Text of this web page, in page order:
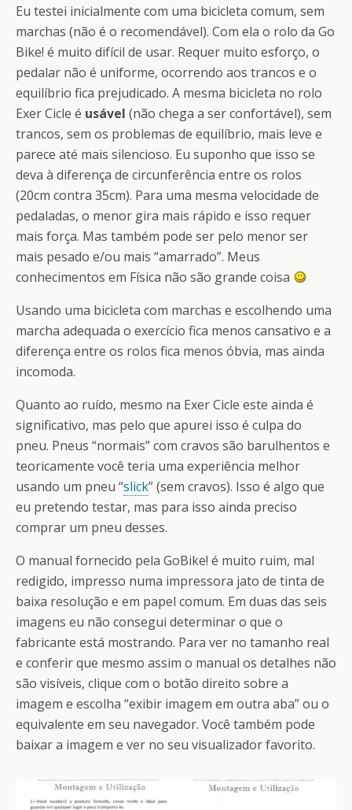
Eu testei inicialmente com uma bicicleta comum, sem
marchas (não é o recomendável). Com ela o rolo da Go
Bike! é muito difícil de usar. Requer muito esforço, o
pedalar não é uniforme, ocorrendo aos trancos e o
equilíbrio fica prejudicado. A mesma bicicleta no rolo
Exer Cicle é usável (não chega a ser confortável), sem
trancos, sem os problemas de equilíbrio, mais leve e
parece até mais silencioso. Eu suponho que isso se
deva à diferença de circunferência entre os rolos
(20cm contra 35cm). Para uma mesma velocidade de
pedaladas, o menor gira mais rápido e isso requer
mais força. Mas também pode ser pelo menor ser
mais pesado e/ou mais “amarrado”. Meus
conhecimentos em Física não são grande coisa
Usando uma bicicleta com marchas e escolhendo uma
marcha adequada o exercício fica menos cansativo e a
diferença entre os rolos fica menos óbvia, mas ainda
incomoda.
Quanto ao ruído, mesmo na Exer Cicle este ainda é
significativo, mas pelo que apurei isso é culpa do
pneu. Pneus “normais” com cravos são barulhentos e
teoricamente você teria uma experiência melhor
usando um pneu “slick” (sem cravos). Isso é algo que
eu pretendo testar, mas para isso ainda preciso
comprar um pneu desses.
O manual fornecido pela GoBike! é muito ruim, mal
redigido, impresso numa impressora jato de tinta de
baixa resolução e em papel comum. Em duas das seis
imagens eu não consegui determinar o que o
fabricante está mostrando. Para ver no tamanho real
e conferir que mesmo assim o manual os detalhes não
são visíveis, clique com o botão direito sobre a
imagem e escolha “exibir imagem em outra aba” ou o
equivalente em seu navegador. Você também pode
baixar a imagem e ver no seu visualizador favorito.